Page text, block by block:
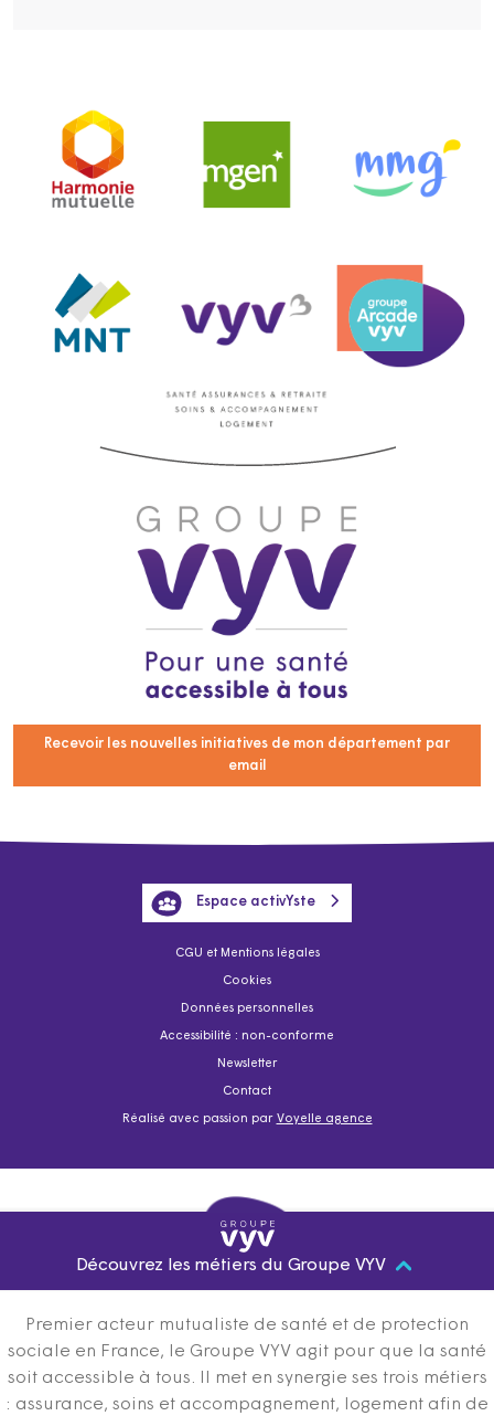
Recevoir les nouvelles initiatives de mon département par
email
CGU et Mentions légales
Cookies
Données personnelles
Accessibilité : non-conforme
Newsletter
Contact
Réalisé avec passion par Voyelle agence
Espace activYste
Découvrez les métiers du Groupe VYV
Premier acteur mutualiste de santé et de protection
sociale en France, le Groupe VYV agit pour que la santé
soit accessible à tous. Il met en synergie ses trois métiers
: assurance, soins et accompagnement, logement afin de